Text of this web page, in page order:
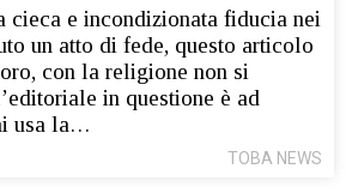
cieca e incondizionata fiducia nei
un atto di fede, questo articolo
con la religione non si
in questione è ad
usa la…
TOBA NEWS